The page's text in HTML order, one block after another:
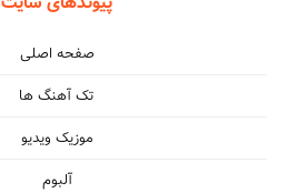
صفحه اصلی
تک آهنگ ها
موزیک ویدیو
آلبوم